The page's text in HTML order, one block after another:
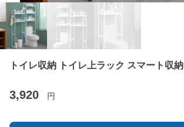
トイレ収納 トイレ上ラック スマート収納
3,920 円